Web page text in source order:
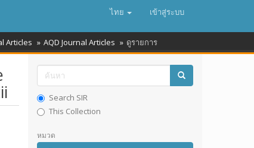
ไทย เข้าสู่ระบบ
Articles AQD Journal Articles ดูรายการ
Search SIR
This Collection
หมวด